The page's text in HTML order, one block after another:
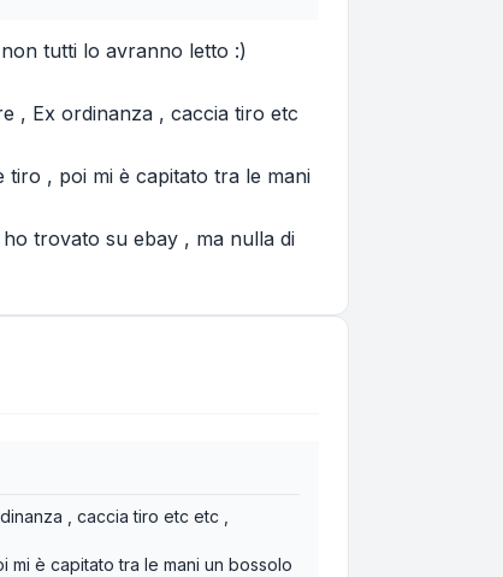
tutti lo avranno letto :)
, Ex ordinanza , caccia tiro etc
tiro , poi mi è capitato tra le mani
trovato su ebay , ma nulla di
, caccia tiro etc etc ,
è capitato tra le mani un bossolo